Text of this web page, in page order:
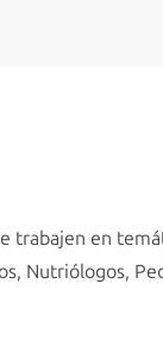
trabajen en
Nutriólogos,